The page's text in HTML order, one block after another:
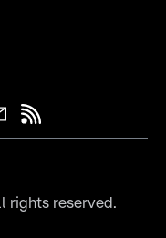
rights reserved.